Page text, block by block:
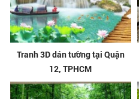
Tranh 3D dán tường tại Quận
12, TPHCM